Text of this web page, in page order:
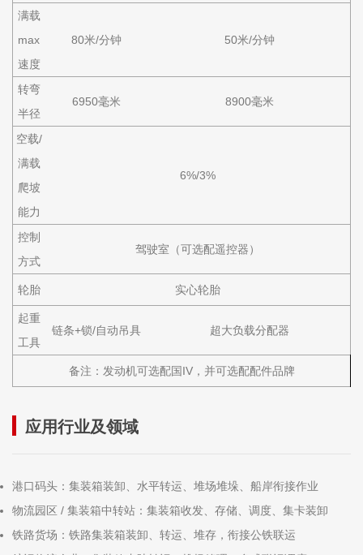
满载
max
速度
80米/分钟 50米/分钟
转弯
半径
6950毫米 8900毫米
空载/
满载
爬坡
能力
6%/3%
控制
方式
驾驶室（可选配遥控器）
轮胎 实心轮胎
起重
工具
链条+锁/自动吊具 超大负载分配器
备注：发动机可选配国IV，并可选配配件品牌
应用行业及领域
港口码头 ：集装箱装卸、水平转运、堆场堆垛、船岸衔接作业
物流园区 / 集装箱中转站 ：集装箱收发、存储、调度、集卡装卸
铁路货场 ：铁路集装箱装卸、转运、堆存，衔接公铁联运